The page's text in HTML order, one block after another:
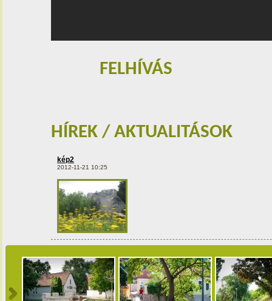
FELHÍVÁS
HÍREK / AKTUALITÁSOK
kép2
2012-11-21 10:25